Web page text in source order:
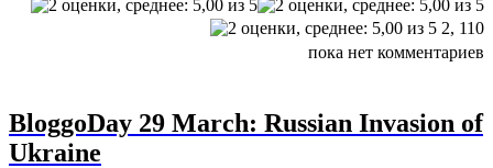
2, 110
пока нет комментариев
BloggoDay 29 March: Russian Invasion of
Ukraine